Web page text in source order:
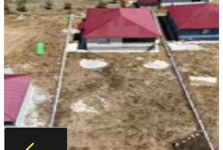
Kozan, Akçalıuşağı Mahallesi
4+1·155 m²
3.500.000 ₺
KOZAN DİVAN EMLAKHacı Ahmet Yüce
Ara